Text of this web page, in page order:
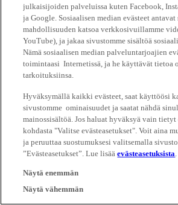
julkaisijoiden palveluissa kuten Facebook,
ja Google. Sosiaalisen median evästeet
mahdollisuuden katsoa verkkosivuillamme
YouTube), ja jakaa sivustomme sisältöä
Nämä sosiaalisen median palveluntarjoajien
toimintaasi Internetissä, ja he käyttävät tietoa
tarkoituksiinsa.
Hyväksymällä kaikki evästeet, saat käyttöösi
sivustomme ominaisuudet ja saatat nähdä
mainossisältöä. Jos haluat hyväksyä vain
kohdasta "Valitse evästeasetukset". Voit aina
ja peruuttaa suostumuksesi valitsemalla
”Evästeasetukset”. Lue lisääevästeasetuksista
Näytä enemmän
Näytä vähemmän